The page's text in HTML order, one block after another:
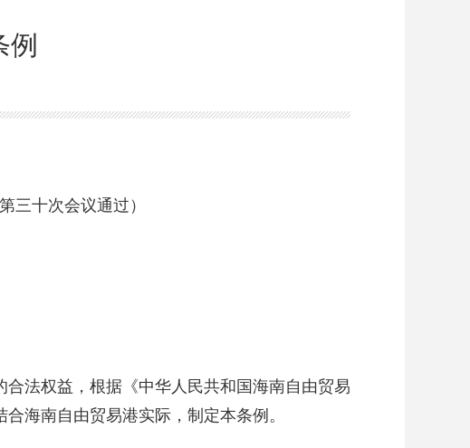
三十次会议通过）
法权益，根据《中华人民共和国海南自由贸易
海南自由贸易港实际，制定本条例。